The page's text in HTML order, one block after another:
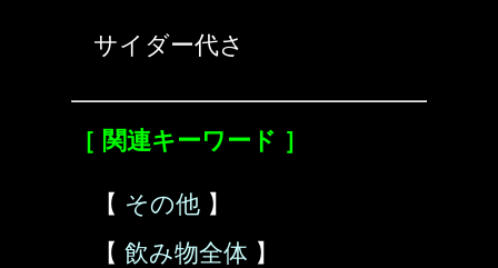
サイダー代さ
［ 関連キーワード ］
【 その他 】
【 飲み物全体 】